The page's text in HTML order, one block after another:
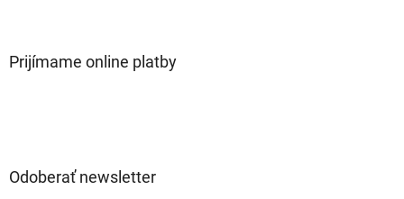
Prijímame online platby
Odoberať newsletter